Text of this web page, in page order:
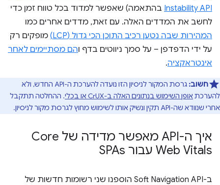
Instability API בהתאמה) שאפשר למדוד בכל טווח זמן כדי
לחשב את המדדים האלה. עם זאת, מדדים אחרים כמו
המהירות שבה נטען רכיב התוכן הכי גדול (LCP)
מופקים רק
על ידי הדפדפן – על סמך ניווטים בדף והם מסתיימים לאחר
אינטראקציה.
חשוב:
גרסת המקור לניסיון הזו נועדה להערכת ה-API החדש, ולא
להערכתאופן השימוש בנתונים האלה ב-CrUX או בכלי
. ההחלטה תתקבל
אחרי שנוודא שה-API תקין ונשיק אותו לשימוש מחוץ לגרסת מקור לניסיון.
איך ה-API מאפשר מדידה של Core
Web Vitals עבור SPAs
ב-Soft Navigation API הוספנו שני רשומות חדשות של